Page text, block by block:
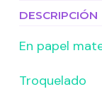
DESCRIPCIÓN
En papel
Troquelado